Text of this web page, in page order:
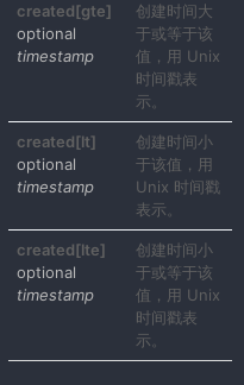
created[gte]
optional
timestamp
创建时间大
于或等于该
值，用 Unix
时间戳表
示。
created[lt]
optional
timestamp
创建时间小
于该值，用
Unix 时间戳
表示。
created[lte]
optional
timestamp
创建时间小
于或等于该
值，用 Unix
时间戳表
示。